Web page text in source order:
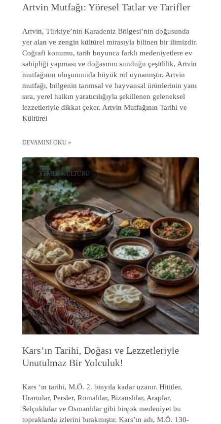
Artvin Mutfağı: Yöresel Tatlar ve Tarifler
Artvin, Türkiye’nin Karadeniz Bölgesi’nin doğusunda
yer alan ve zengin kültürel mirasıyla bilinen bir ilimizdir.
Coğrafi konumu, tarih boyunca farklı medeniyetlere ev
sahipliği yapması ve doğasının sunduğu çeşitlilik, Artvin
mutfağının oluşumunda büyük rol oynamıştır. Artvin
mutfağı, bölgenin tarımsal ve hayvansal ürünlerinin yanı
sıra, yerel halkın yaratıcılığıyla şekillenen geleneksel
lezzetleriyle dikkat çeker. Artvin Mutfağının Tarihi ve
Kültürel
DEVAMINI OKU »
YEMEK KÜLTÜRÜ
Kars’ın Tarihi, Doğası ve Lezzetleriyle
Unutulmaz Bir Yolculuk!
Kars ‘ın tarihi, M.Ö. 2. binyıla kadar uzanır. Hititler,
Urartular, Persler, Romalılar, Bizanslılar, Araplar,
Selçuklular ve Osmanlılar gibi birçok medeniyet bu
topraklarda izlerini bırakmıştır. Kars’ın adı, M.Ö. 130-